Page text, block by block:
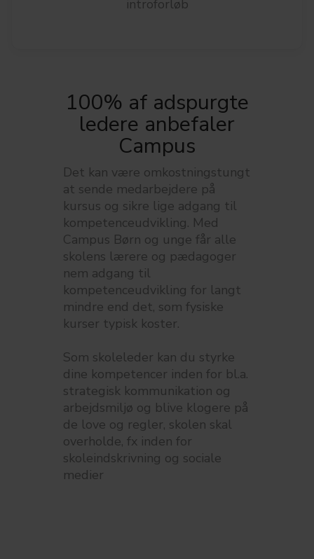
introforløb
100% af adspurgte
ledere anbefaler
Campus
Det kan være omkostningstungt
at sende medarbejdere på
kursus og sikre lige adgang til
kompetenceudvikling. Med
Campus Børn og unge får alle
skolens lærere og pædagoger
nem adgang til
kompetenceudvikling for langt
mindre end det, som fysiske
kurser typisk koster.
Som skoleleder kan du styrke
dine kompetencer inden for bl.a.
strategisk kommunikation og
arbejdsmiljø og blive klogere på
de love og regler, skolen skal
overholde, fx inden for
skoleindskrivning og sociale
medier